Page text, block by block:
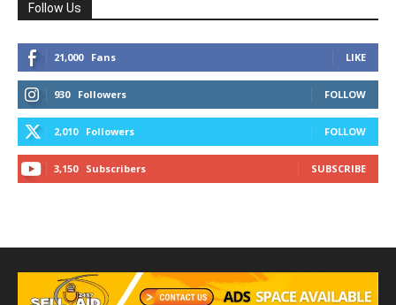
Follow Us
21,000 Fans LIKE
930 Followers FOLLOW
2,010 Followers FOLLOW
3,150 Subscribers SUBSCRIBE